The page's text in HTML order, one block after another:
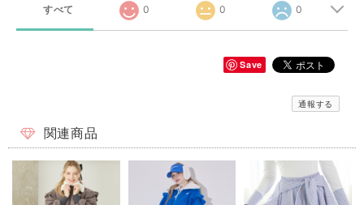
すべて 0 0 0
Save
通報する
関連商品